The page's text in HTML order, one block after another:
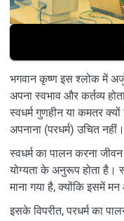
भगवान कृष्ण इस श्लोक में
अपना स्वभाव और कर्तव्य
स्वधर्म गुणहीन या कमतर
अपनाना (परधर्म) उचित नहीं।
स्वधर्म का पालन करना
योग्यता के अनुरूप होता है।
माना गया है, क्योंकि इसमें
इसके विपरीत, परधर्म का